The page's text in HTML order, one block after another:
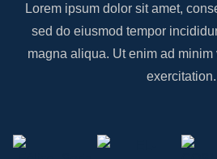
Lorem ipsum dolor sit amet,
sed do eiusmod tempor
magna aliqua. Ut enim ad minim
exercitation.